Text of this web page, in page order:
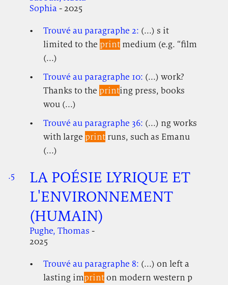
Sophia- 2025
Trouvé au paragraphe 2: (...) s it
limited to the printmedium (e.g. “film
(...)
Trouvé au paragraphe 10: (...) work?
Thanks to the printing press, books
wou (...)
Trouvé au paragraphe 36: (...) ng works
with large printruns, such as Emanu
(...)
.5
LA POÉSIE LYRIQUE ET
L'ENVIRONNEMENT
(HUMAIN)
Pughe, Thomas -
2025
Trouvé au paragraphe 8: (...) on left a
lasting imprinton modern western p